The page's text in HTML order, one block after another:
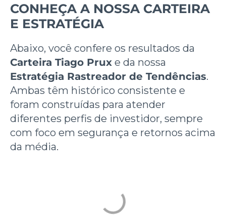
CONHEÇA A NOSSA CARTEIRA
E ESTRATÉGIA
Abaixo, você confere os resultados da
Carteira Tiago Prux e da nossa
Estratégia Rastreador de Tendências.
Ambas têm histórico consistente e
foram construídas para atender
diferentes perfis de investidor, sempre
com foco em segurança e retornos acima
da média.